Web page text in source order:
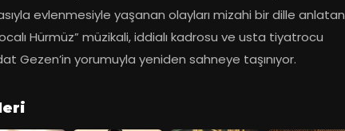
evlenmesiyle yaşanan olayları mizahi bir dille anlatan
Hürmüz” müzikali, iddialı kadrosu ve usta tiyatrocu
Gezen’in yorumuyla yeniden sahneye taşınıyor.